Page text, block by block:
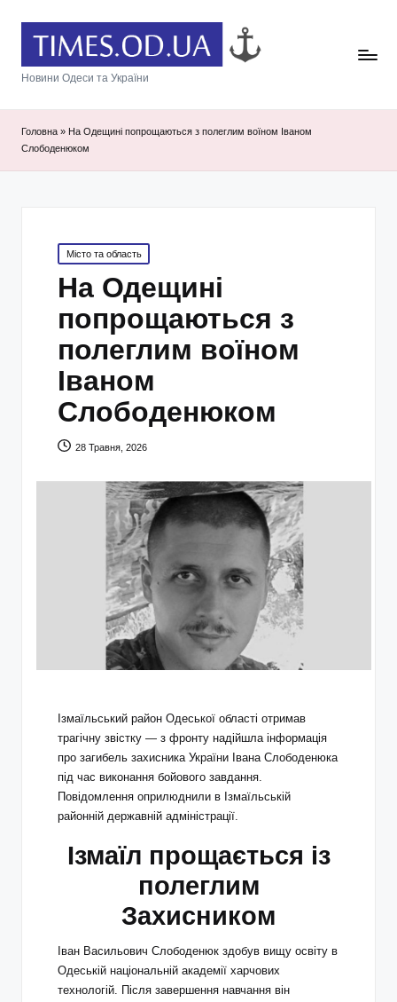
Новини Одеси та України
Головна » На Одещині попрощаються з полеглим воїном Іваном
Слободенюком
Posted
in
Місто та область
На Одещині
попрощаються з
полеглим воїном
Іваном
Слободенюком
28 Травня, 2026
Ізмаїльський район Одеської області отримав
трагічну звістку — з фронту надійшла інформація
про загибель захисника України Івана Слободенюка
під час виконання бойового завдання.
Повідомлення оприлюднили в Ізмаїльській
районній державній адміністрації.
Ізмаїл прощається із
полеглим
Захисником
Іван Васильович Слободенюк здобув вищу освіту в
Одеській національній академії харчових
технологій. Після завершення навчання він